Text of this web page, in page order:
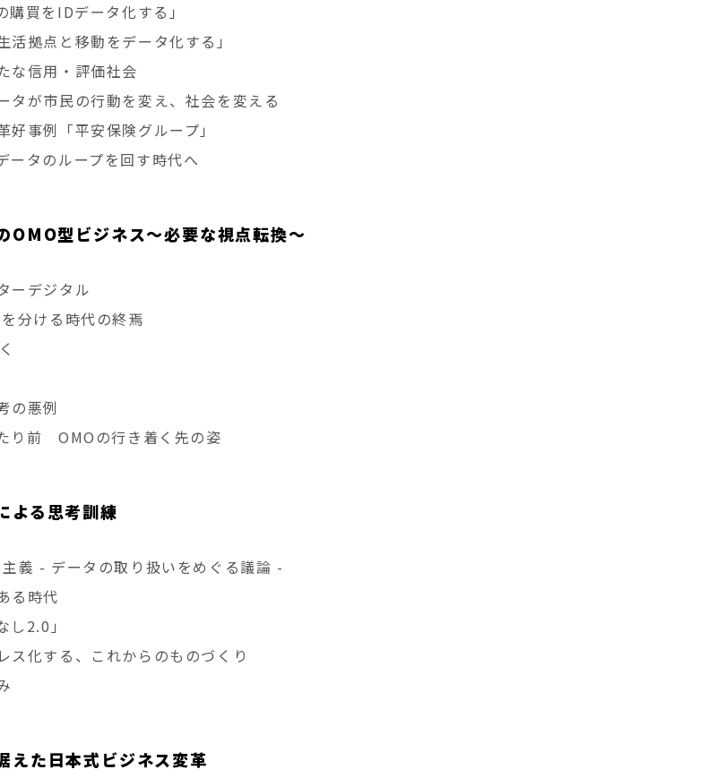
買をIDデータ化する」
拠点と移動をデータ化する」
信用・評価社会
が市民の行動を変え、社会を変える
事例「平安保険グループ」
タのループを回す時代へ
OMO型ビジネス～必要な視点転換～
デジタル
分ける時代の終焉
の悪例
前 OMOの行き着く先の姿
よる思考訓練
義 - データの取り扱いをめぐる議論 -
る時代
2.0」
化する、これからのものづくり
えた日本式ビジネス変革